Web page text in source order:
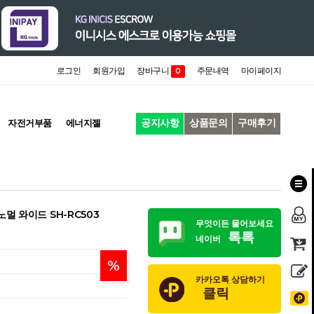
로그인 회원가입 장바구니 0 주문내역 마이페이지
자전거부품 에너지젤 공지사항 상품문의 구매후기
멀 와이드 SH-RC503
%
무엇이든 물어보세요
네이버
톡톡
카카오톡 상담하기
클릭